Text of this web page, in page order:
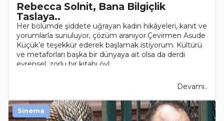
Rebecca Solnit, Bana Bilgiçlik
Taslaya..
Her bölümde şiddete uğrayan kadın hikâyeleri, kanıt ve
yorumlarla sunuluyor, çözüm aranıyor.Çevirmen Asude
Küçük’e teşekkür ederek başlamak istiyorum. Kültürü
ve metaforları başka bir dünyaya ait olsa da derdi
evrensel, zorlu bir kitabı öyl..
Devamı..
Sinema